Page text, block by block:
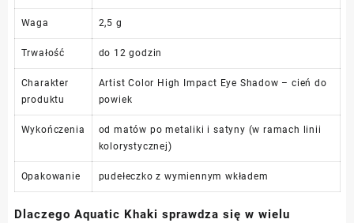
Waga 2,5 g
Trwałość do 12 godzin
Charakter
produktu
Artist Color High Impact Eye Shadow – cień do
powiek
Wykończenia
od matów po metaliki i satyny (w ramach linii
kolorystycznej)
Opakowanie pudełeczko z wymiennym wkładem
Dlaczego Aquatic Khaki sprawdza się w wielu